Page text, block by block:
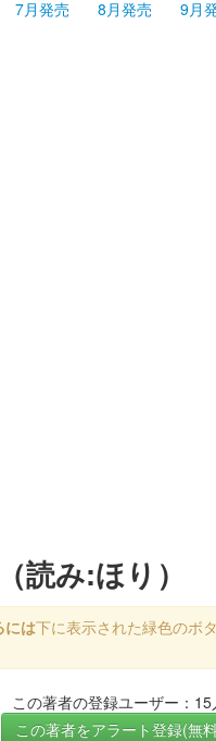
7月発売 8月発売 9月
（読み:ほり）
には下に表示された緑色のボ
この著者の登録ユーザー：15
この著者をアラート登録(無